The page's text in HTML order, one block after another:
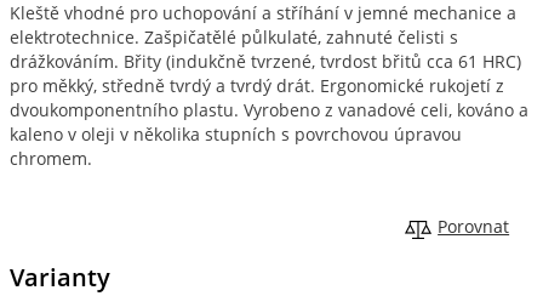
Kleště vhodné pro uchopování a stříhání v jemné mechanice a
elektrotechnice. Zašpičatělé půlkulaté, zahnuté čelisti s
drážkováním. Břity (indukčně tvrzené, tvrdost břitů cca 61 HRC)
pro měkký, středně tvrdý a tvrdý drát. Ergonomické rukojetí z
dvoukomponentního plastu. Vyrobeno z vanadové celi, kováno a
kaleno v oleji v několika stupních s povrchovou úpravou
chromem.
Porovnat
Varianty